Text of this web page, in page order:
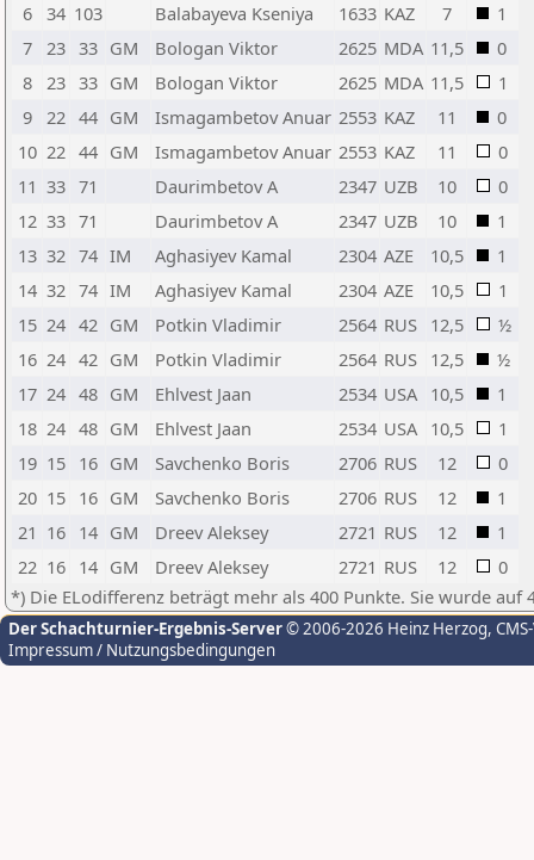
6
34 103 Balabayeva Kseniya 1633 KAZ 7
1
7
23 33 GM Bologan Viktor 2625 MDA 11,5
0
8
23 33 GM Bologan Viktor 2625 MDA 11,5
1
9
22 44 GM Ismagambetov Anuar 2553 KAZ 11
0
10 22 44 GM Ismagambetov Anuar 2553 KAZ 11
0
11 33 71 Daurimbetov A 2347 UZB 10
0
12 33 71 Daurimbetov A 2347 UZB 10
1
13 32 74 IM Aghasiyev Kamal 2304 AZE 10,5
1
14 32 74 IM Aghasiyev Kamal 2304 AZE 10,5
1
15 24 42 GM Potkin Vladimir 2564 RUS 12,5
½
16 24 42 GM Potkin Vladimir 2564 RUS 12,5
½
17 24 48 GM Ehlvest Jaan 2534 USA 10,5
1
18 24 48 GM Ehlvest Jaan 2534 USA 10,5
1
19 15 16 GM Savchenko Boris 2706 RUS 12
0
20 15 16 GM Savchenko Boris 2706 RUS 12
1
21 16 14 GM Dreev Aleksey 2721 RUS 12
1
22 16 14 GM Dreev Aleksey 2721 RUS 12
0
*) Die ELodifferenz beträgt mehr als 400 Punkte. Sie wurde auf
Der Schachturnier-Ergebnis-Server© 2006-2026 Heinz Herzog,
Impressum / Nutzungsbedingungen